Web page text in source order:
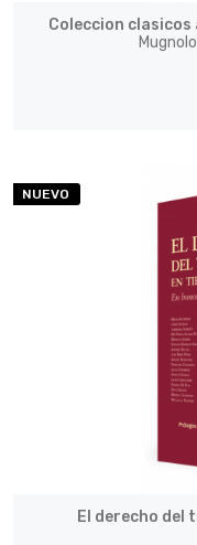
Coleccion
NUEVO
El derecho del